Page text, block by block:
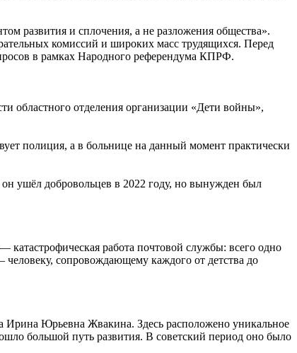
развития и сплочения, а не разложения общества».
комиссий и широких масс трудящихся. Перед
в рамках Народного референдума КПРФ.
областного отделения организации «Дети войны»,
полиция, а в больнице на данный момент практически
ушёл добровольцев в 2022 году, но вынужден был
работа почтовой службы: всего одно
сопровождающему каждого от детства до
Ирина Юрьевна Жвакина. Здесь расположено уникальное
большой путь развития. В советский период оно было